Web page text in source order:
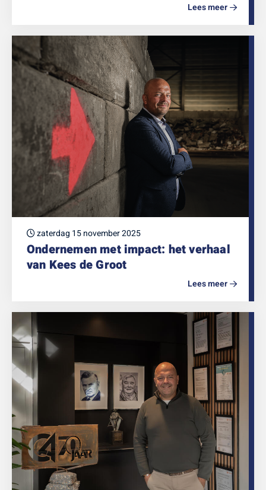
Lees meer
zaterdag 15 november 2025
Ondernemen met impact: het verhaal
van Kees de Groot
Lees meer